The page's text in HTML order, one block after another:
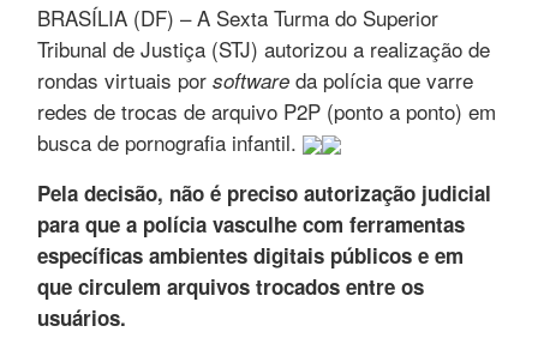
BRASÍLIA (DF) – A Sexta Turma do Superior
Tribunal de Justiça (STJ) autorizou a realização de
rondas virtuais por software da polícia que varre
redes de trocas de arquivo P2P (ponto a ponto) em
busca de pornografia infantil.
Pela decisão, não é preciso autorização judicial
para que a polícia vasculhe com ferramentas
específicas ambientes digitais públicos e em
que circulem arquivos trocados entre os
usuários.